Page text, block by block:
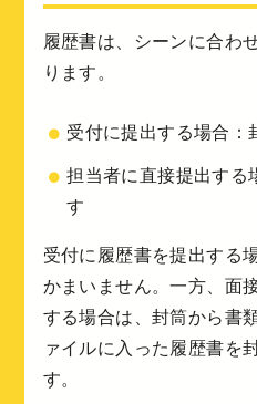
履歴書は、シーンに合わ
ります。
受付に提出する場合：
担当者に直接提出する
す
受付に履歴書を提出する
かまいません。一方、面
する場合は、封筒から書
ァイルに入った履歴書を
す。